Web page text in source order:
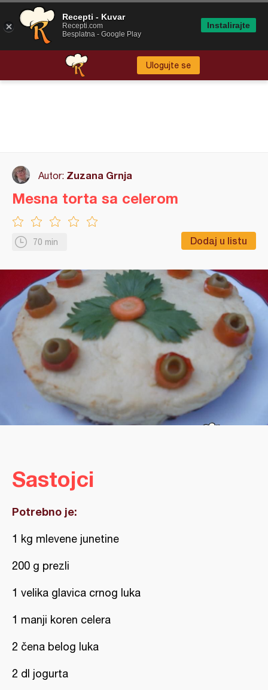
Ulogujte se
Autor: Zuzana Grnja
70 min Dodaj u listu
Mesna torta sa celerom
Sastojci
Potrebno je:
1 kg mlevene junetine
200 g prezli
1 velika glavica crnog luka
1 manji koren celera
2 čena belog luka
2 dl jogurta
Recepti - Kuvar
Recepti.com
Besplatna - Google Play
Instalirajte